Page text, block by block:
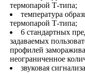
термопарой Т-типа;
температура
термопарой Т-типа;
6 стандартных
задаваемых
профилей
неограниченное
звуковая